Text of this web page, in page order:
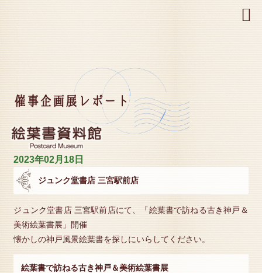
催事企画展レポート
2023年02月18日
ジュンク堂書店 三宮駅前店
ジュンク堂書店 三宮駅前店にて、「絵葉書で訪ねる古き神戸＆
美術絵葉書展」開催
懐かしの神戸風景絵葉書を探しにいらしてください。
絵葉書で訪ねる古き神戸＆美術絵葉書展